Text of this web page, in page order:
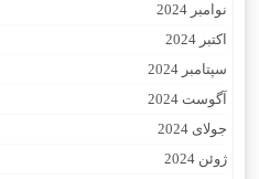
نوامبر 2024
اکتبر 2024
سپتامبر 2024
آگوست 2024
جولای 2024
ژوئن 2024